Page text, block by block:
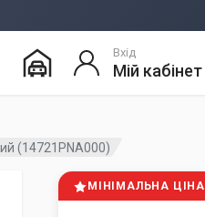
Вхід
Мій кабінет
(14721PNA000)
МІНІМАЛЬНА ЦІНА